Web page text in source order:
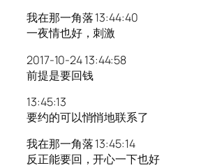
我在那一角落 13:44:40
一夜情也好，刺激
2017-10-24 13:44:58
前提是要回钱
13:45:13
要约的可以悄悄地联系了
我在那一角落 13:45:14
反正能要回，开心一下也好